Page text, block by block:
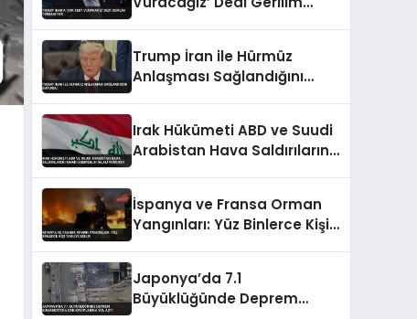
Trump İran ile Hürmüz
Anlaşması Sağlandığını
Irak Hükümeti ABD ve Suudi
Arabistan Hava Saldırılarını
İspanya ve Fransa Orman
Yangınları: Yüz Binlerce Kişi
Japonya’da 7.1
Büyüklüğünde Deprem